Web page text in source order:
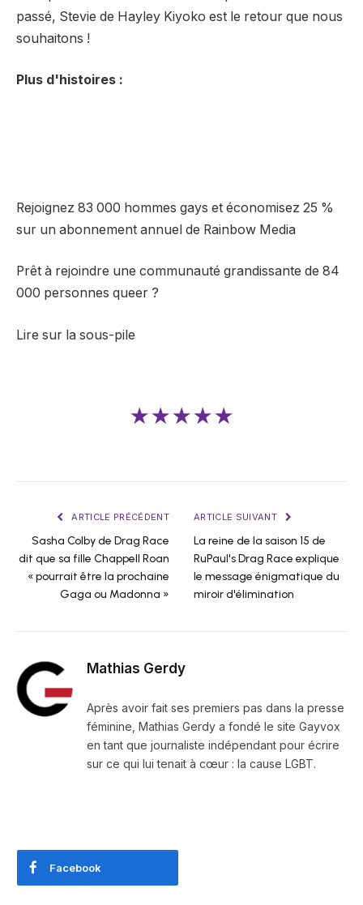
passé, Stevie de Hayley Kiyoko est le retour que nous
souhaitons !
Plus d'histoires :
Rejoignez 83 000 hommes gays et économisez 25 %
sur un abonnement annuel de Rainbow Media
Prêt à rejoindre une communauté grandissante de 84
000 personnes queer ?
Lire sur la sous-pile
★★★★★
ARTICLE PRÉCÉDENT
Sasha Colby de Drag Race
dit que sa fille Chappell Roan
« pourrait être la prochaine
Gaga ou Madonna »
ARTICLE SUIVANT
La reine de la saison 15 de
RuPaul's Drag Race explique
le message énigmatique du
miroir d'élimination
Mathias Gerdy
Après avoir fait ses premiers pas dans la presse
féminine, Mathias Gerdy a fondé le site Gayvox
en tant que journaliste indépendant pour écrire
sur ce qui lui tenait à cœur : la cause LGBT.
Facebook